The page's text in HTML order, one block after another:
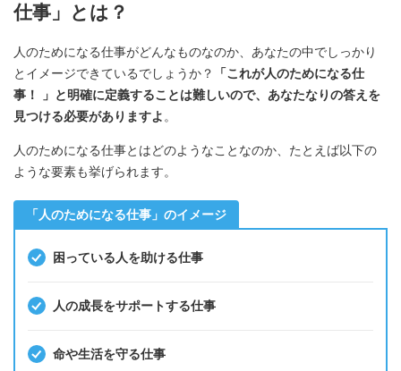
仕事」とは？
人のためになる仕事がどんなものなのか、あなたの中でしっかり
とイメージできているでしょうか？
「これが人のためになる仕
事！ 」と明確に定義することは難しいので、あなたなりの答えを
見つける必要がありますよ 。
人のためになる仕事とはどのようなことなのか、たとえば以下の
ような要素も挙げられます。
「人のためになる仕事」のイメージ
困っている人を助ける仕事
人の成長をサポートする仕事
命や生活を守る仕事